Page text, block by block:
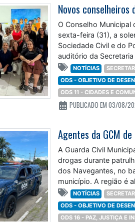
O Conselho Municipal
sexta-feira (31), a
Sociedade Civil e do
auditório da
NOTÍCIAS
ODS - OBJETIVO DE
ODS 11 - CIDADES E
PUBLICADO EM 03/08/
A Guarda Civil
drogas durante
dos Navegantes, no
município. A região é
NOTÍCIAS
ODS - OBJETIVO DE
ODS 16 - PAZ, JUSTIÇA E